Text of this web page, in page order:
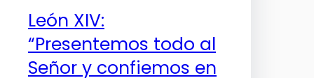
León XIV:
“Presentemos todo al
Señor y confiemos en